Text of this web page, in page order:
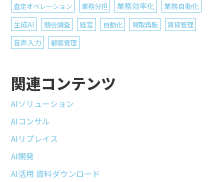
査定オペレーション
業務分担 業務効率化 業務自動化
生成AI 競合調査 経営 自動化 買取再販
賃貸管理
音声入力
顧客管理
関連コンテンツ
AIソリューション
AIコンサル
AIリプレイス
AI開発
AI活用 資料ダウンロード